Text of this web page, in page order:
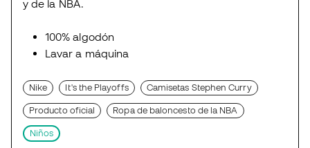
y de la NBA.
100% algodón
Lavar a máquina
Nike It's the Playoffs Camisetas Stephen Curry
Producto oficial Ropa de baloncesto de la NBA
Niños